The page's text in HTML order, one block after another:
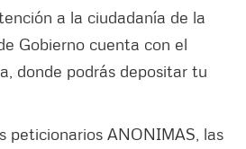
a la ciudadanía de la
Gobierno cuenta con el
donde podrás depositar tu
peticionarios ANONIMAS, las